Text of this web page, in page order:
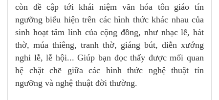
còn đề cập tới khái niệm văn hóa tôn giáo tín
ngưỡng biểu hiện trên các hình thức khác nhau của
sinh hoạt tâm linh của cộng đồng, như nhạc lễ, hát
thờ, múa thiêng, tranh thờ, giáng bút, diễn xướng
nghi lễ, lễ hội... Giúp bạn đọc thấy được mối quan
hệ chặt chẽ giữa các hình thức nghệ thuật tín
ngưỡng và nghệ thuật đời thường.